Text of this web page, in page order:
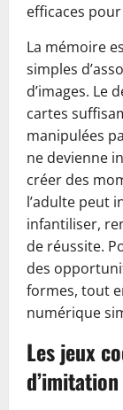
efficaces
La mémoire
simples
d’images. Le
cartes
manipulées
ne devienne
créer des
l’adulte peut
infantiliser,
de réussite.
des
formes, tout
numérique
Les jeux
d’imitation